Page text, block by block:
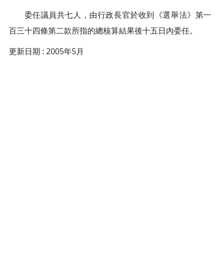
委任議員共七人，由行政長官於收到《選舉法》第一
百三十四條第二款所指的總核算結果後十五日內委任。
更新日期 : 2005年5月